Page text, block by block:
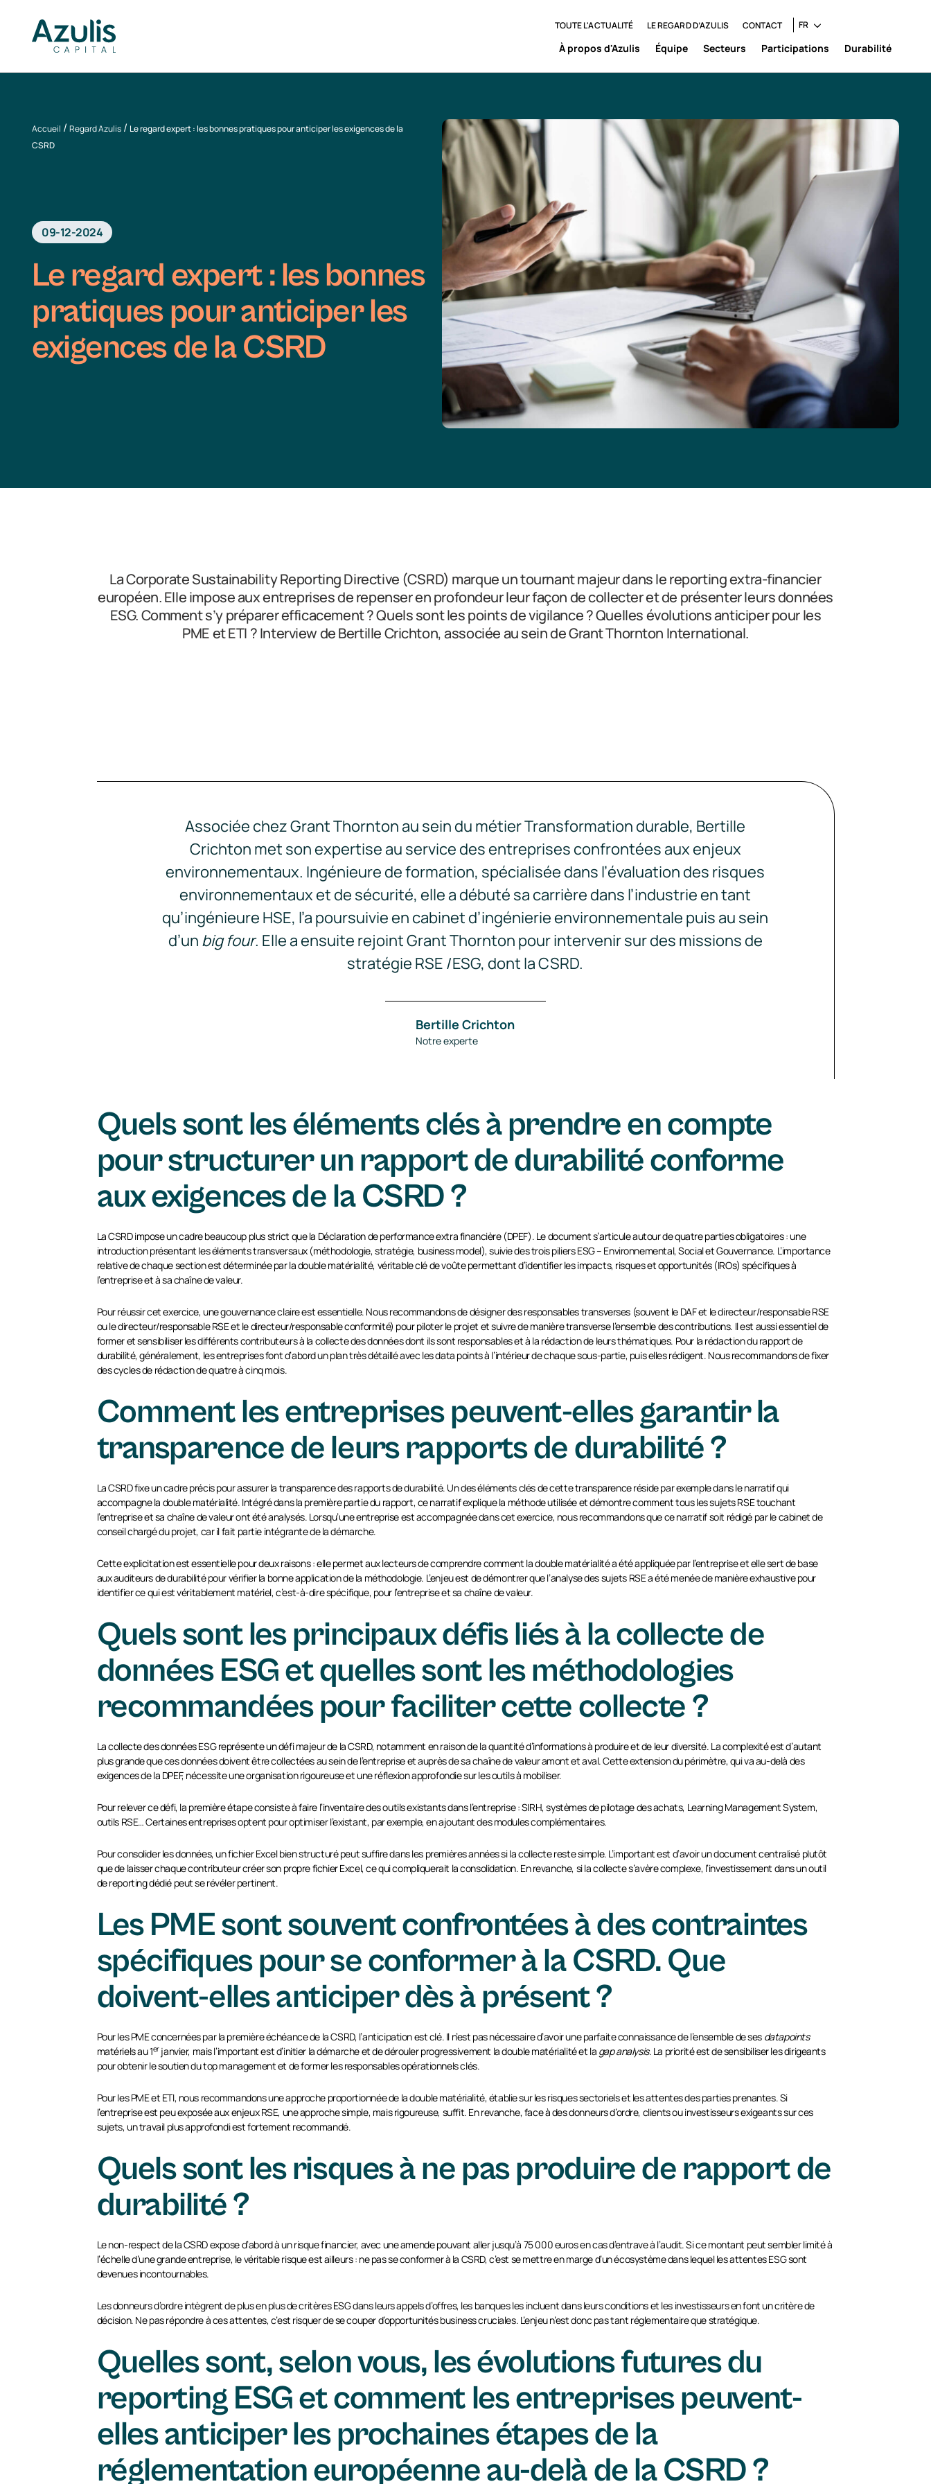
TOUTE L'ACTUALITÉ LE REGARD D’AZULIS CONTACT FR
À propos d'Azulis Équipe Secteurs Participations Durabilité
Accueil / Regard Azulis / Le regard expert : les bonnes pratiques pour anticiper les exigences de la
CSRD
09-12-2024
Le regard expert : les bonnes
pratiques pour anticiper les
exigences de la CSRD
La Corporate Sustainability Reporting Directive (CSRD) marque un tournant majeur dans le reporting extra-financier
européen. Elle impose aux entreprises de repenser en profondeur leur façon de collecter et de présenter leurs données
ESG. Comment s’y préparer efficacement ? Quels sont les points de vigilance ? Quelles évolutions anticiper pour les
PME et ETI ? Interview de Bertille Crichton, associée au sein de Grant Thornton International.
Associée chez Grant Thornton au sein du métier Transformation durable, Bertille
Crichton met son expertise au service des entreprises confrontées aux enjeux
environnementaux. Ingénieure de formation, spécialisée dans l’évaluation des risques
environnementaux et de sécurité, elle a débuté sa carrière dans l’industrie en tant
qu’ingénieure HSE, l’a poursuivie en cabinet d’ingénierie environnementale puis au sein
d’un big four. Elle a ensuite rejoint Grant Thornton pour intervenir sur des missions de
stratégie RSE /ESG, dont la CSRD.
Bertille Crichton
Notre experte
Quels sont les éléments clés à prendre en compte
pour structurer un rapport de durabilité conforme
aux exigences de la CSRD ?
La CSRD impose un cadre beaucoup plus strict que la Déclaration de performance extra financière (DPEF). Le document s’articule autour de quatre parties obligatoires : une
introduction présentant les éléments transversaux (méthodologie, stratégie, business model), suivie des trois piliers ESG – Environnemental, Social et Gouvernance. L’importance
relative de chaque section est déterminée par la double matérialité, véritable clé de voûte permettant d’identifier les impacts, risques et opportunités (IROs) spécifiques à
l’entreprise et à sa chaîne de valeur.
Pour réussir cet exercice, une gouvernance claire est essentielle. Nous recommandons de désigner des responsables transverses (souvent le DAF et le directeur/responsable RSE
ou le directeur/responsable RSE et le directeur/responsable conformité) pour piloter le projet et suivre de manière transverse l’ensemble des contributions. Il est aussi essentiel de
former et sensibiliser les différents contributeurs à la collecte des données dont ils sont responsables et à la rédaction de leurs thématiques. Pour la rédaction du rapport de
durabilité, généralement, les entreprises font d’abord un plan très détaillé avec les data points à l’intérieur de chaque sous-partie, puis elles rédigent. Nous recommandons de fixer
des cycles de rédaction de quatre à cinq mois.
Comment les entreprises peuvent-elles garantir la
transparence de leurs rapports de durabilité ?
La CSRD fixe un cadre précis pour assurer la transparence des rapports de durabilité. Un des éléments clés de cette transparence réside par exemple dans le narratif qui
accompagne la double matérialité. Intégré dans la première partie du rapport, ce narratif explique la méthode utilisée et démontre comment tous les sujets RSE touchant
l’entreprise et sa chaîne de valeur ont été analysés. Lorsqu’une entreprise est accompagnée dans cet exercice, nous recommandons que ce narratif soit rédigé par le cabinet de
conseil chargé du projet, car il fait partie intégrante de la démarche.
Cette explicitation est essentielle pour deux raisons : elle permet aux lecteurs de comprendre comment la double matérialité a été appliquée par l’entreprise et elle sert de base
aux auditeurs de durabilité pour vérifier la bonne application de la méthodologie. L’enjeu est de démontrer que l’analyse des sujets RSE a été menée de manière exhaustive pour
identifier ce qui est véritablement matériel, c’est-à-dire spécifique, pour l’entreprise et sa chaîne de valeur.
Quels sont les principaux défis liés à la collecte de
données ESG et quelles sont les méthodologies
recommandées pour faciliter cette collecte ?
La collecte des données ESG représente un défi majeur de la CSRD, notamment en raison de la quantité d’informations à produire et de leur diversité. La complexité est d’autant
plus grande que ces données doivent être collectées au sein de l’entreprise et auprès de sa chaîne de valeur amont et aval. Cette extension du périmètre, qui va au-delà des
exigences de la DPEF, nécessite une organisation rigoureuse et une réflexion approfondie sur les outils à mobiliser.
Pour relever ce défi, la première étape consiste à faire l’inventaire des outils existants dans l’entreprise : SIRH, systèmes de pilotage des achats, Learning Management System,
outils RSE… Certaines entreprises optent pour optimiser l’existant, par exemple, en ajoutant des modules complémentaires.
Pour consolider les données, un fichier Excel bien structuré peut suffire dans les premières années si la collecte reste simple. L’important est d’avoir un document centralisé plutôt
que de laisser chaque contributeur créer son propre fichier Excel, ce qui compliquerait la consolidation. En revanche, si la collecte s’avère complexe, l’investissement dans un outil
de reporting dédié peut se révéler pertinent.
Les PME sont souvent confrontées à des contraintes
spécifiques pour se conformer à la CSRD. Que
doivent-elles anticiper dès à présent ?
Pour les PME concernées par la première échéance de la CSRD, l’anticipation est clé. Il n’est pas nécessaire d’avoir une parfaite connaissance de l’ensemble de ses datapoints
matériels au 1erjanvier, mais l’important est d’initier la démarche et de dérouler progressivement la double matérialité et la gap analysis. La priorité est de sensibiliser les dirigeants
pour obtenir le soutien du top management et de former les responsables opérationnels clés.
Pour les PME et ETI, nous recommandons une approche proportionnée de la double matérialité, établie sur les risques sectoriels et les attentes des parties prenantes. Si
l’entreprise est peu exposée aux enjeux RSE, une approche simple, mais rigoureuse, suffit. En revanche, face à des donneurs d’ordre, clients ou investisseurs exigeants sur ces
sujets, un travail plus approfondi est fortement recommandé.
Quels sont les risques à ne pas produire de rapport de
durabilité ?
Le non-respect de la CSRD expose d’abord à un risque financier, avec une amende pouvant aller jusqu’à 75 000 euros en cas d’entrave à l’audit. Si ce montant peut sembler limité à
l’échelle d’une grande entreprise, le véritable risque est ailleurs : ne pas se conformer à la CSRD, c’est se mettre en marge d’un écosystème dans lequel les attentes ESG sont
devenues incontournables.
Les donneurs d’ordre intègrent de plus en plus de critères ESG dans leurs appels d’offres, les banques les incluent dans leurs conditions et les investisseurs en font un critère de
décision. Ne pas répondre à ces attentes, c’est risquer de se couper d’opportunités business cruciales. L’enjeu n’est donc pas tant réglementaire que stratégique.
Quelles sont, selon vous, les évolutions futures du
reporting ESG et comment les entreprises peuvent-
elles anticiper les prochaines étapes de la
réglementation européenne au-delà de la CSRD ?